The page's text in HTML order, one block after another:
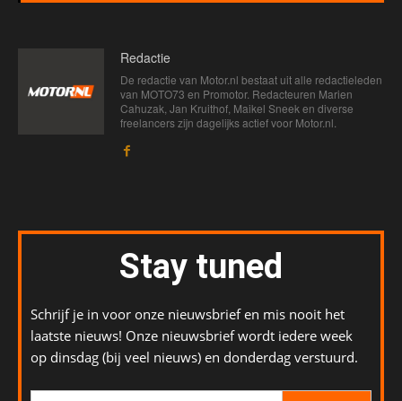
Redactie
De redactie van Motor.nl bestaat uit alle redactieleden
van MOTO73 en Promotor. Redacteuren Marien
Cahuzak, Jan Kruithof, Maikel Sneek en diverse
freelancers zijn dagelijks actief voor Motor.nl.
Stay tuned
Schrijf je in voor onze nieuwsbrief en mis nooit het
laatste nieuws! Onze nieuwsbrief wordt iedere week
op dinsdag (bij veel nieuws) en donderdag verstuurd.